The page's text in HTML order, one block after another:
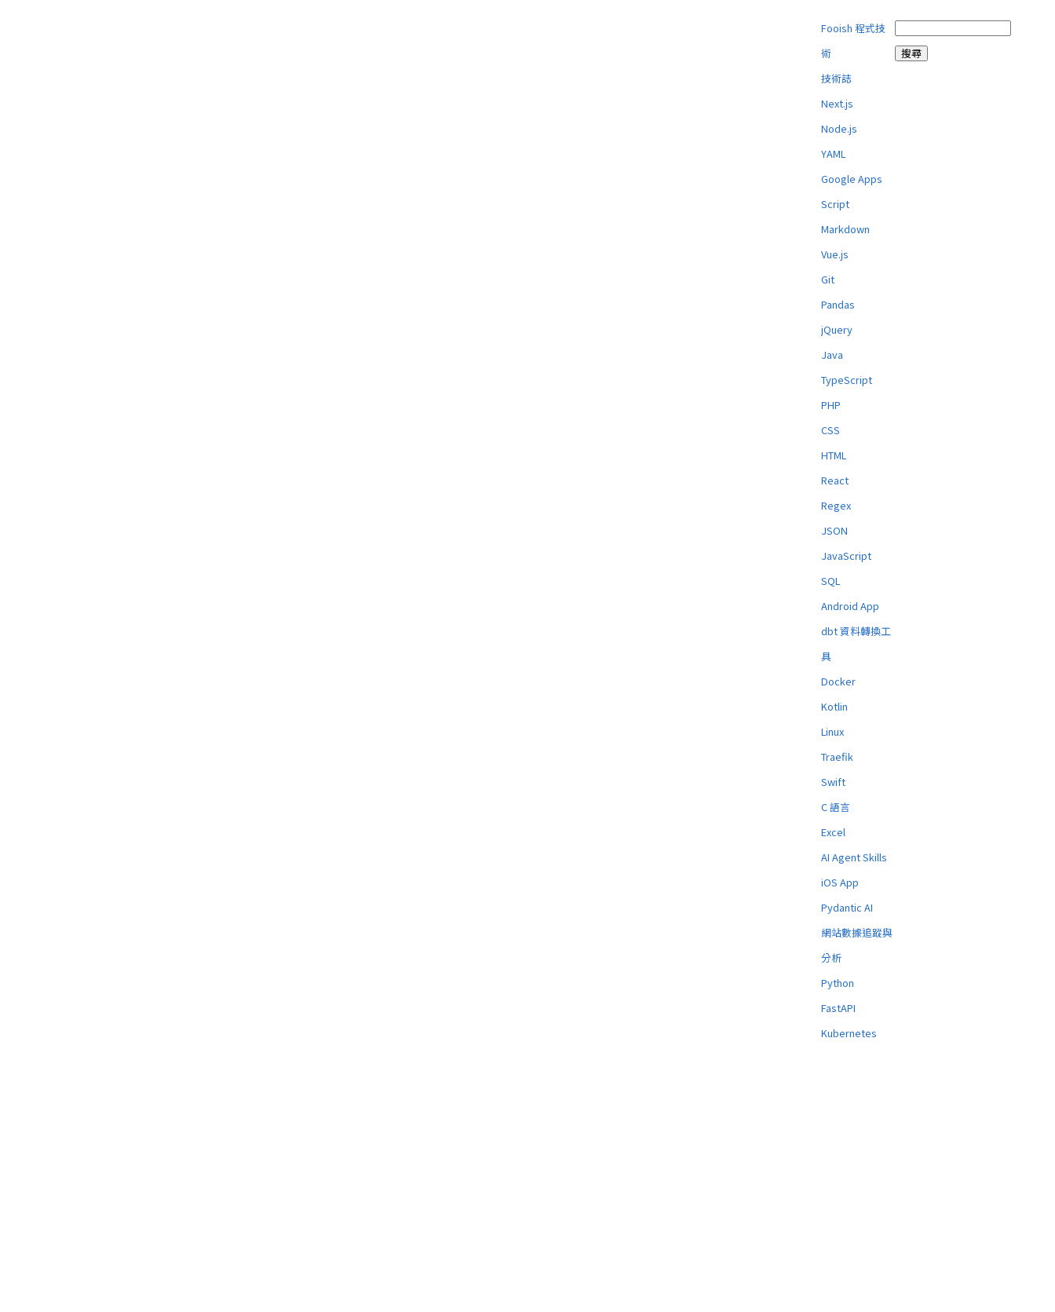
Fooish 程式技
術
技術誌
Next.js
Node.js
YAML
Google Apps
Script
Markdown
Vue.js
Git
Pandas
jQuery
Java
TypeScript
PHP
CSS
HTML
React
Regex
JSON
JavaScript
SQL
Android App
dbt 資料轉換工
具
Docker
Kotlin
Linux
Traefik
Swift
C 語言
Excel
AI Agent Skills
iOS App
Pydantic AI
網站數據追蹤與
分析
Python
FastAPI
Kubernetes